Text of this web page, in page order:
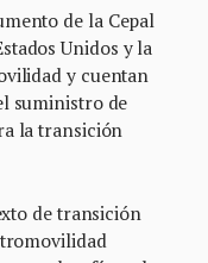
de la Cepal
Unidos y la
y cuentan
suministro de
la transición
de transición